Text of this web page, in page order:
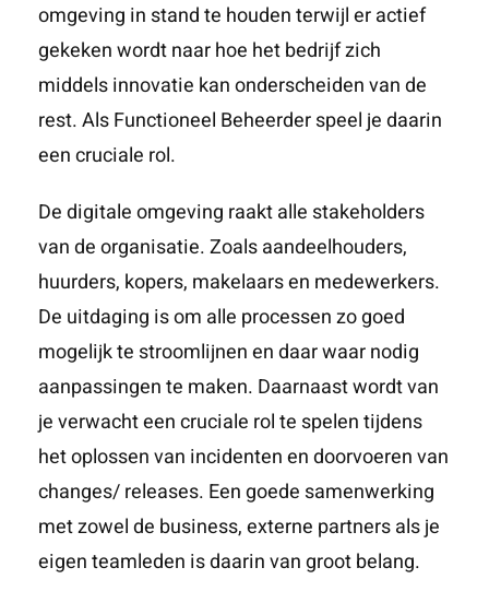
omgeving in stand te houden terwijl er actief
gekeken wordt naar hoe het bedrijf zich
middels innovatie kan onderscheiden van de
rest. Als Functioneel Beheerder speel je daarin
een cruciale rol.
De digitale omgeving raakt alle stakeholders
van de organisatie. Zoals aandeelhouders,
huurders, kopers, makelaars en medewerkers.
De uitdaging is om alle processen zo goed
mogelijk te stroomlijnen en daar waar nodig
aanpassingen te maken. Daarnaast wordt van
je verwacht een cruciale rol te spelen tijdens
het oplossen van incidenten en doorvoeren van
changes/ releases. Een goede samenwerking
met zowel de business, externe partners als je
eigen teamleden is daarin van groot belang.